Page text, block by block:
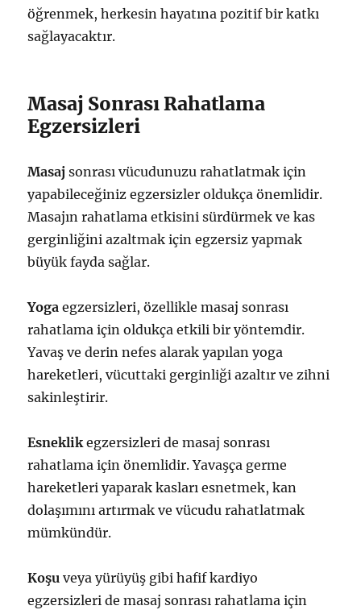
öğrenmek, herkesin hayatına pozitif bir katkı
sağlayacaktır.
Masaj Sonrası Rahatlama
Egzersizleri
Masaj sonrası vücudunuzu rahatlatmak için
yapabileceğiniz egzersizler oldukça önemlidir.
Masajın rahatlama etkisini sürdürmek ve kas
gerginliğini azaltmak için egzersiz yapmak
büyük fayda sağlar.
Yoga egzersizleri, özellikle masaj sonrası
rahatlama için oldukça etkili bir yöntemdir.
Yavaş ve derin nefes alarak yapılan yoga
hareketleri, vücuttaki gerginliği azaltır ve zihni
sakinleştirir.
Esneklikegzersizleri de masaj sonrası
rahatlama için önemlidir. Yavaşça germe
hareketleri yaparak kasları esnetmek, kan
dolaşımını artırmak ve vücudu rahatlatmak
mümkündür.
Koşu veya yürüyüş gibi hafif kardiyo
egzersizleri de masaj sonrası rahatlama için